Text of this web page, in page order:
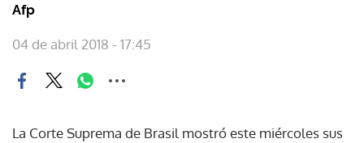
Afp
04 de abril 2018 - 17:45
La Corte Suprema de Brasil mostró este miércoles sus